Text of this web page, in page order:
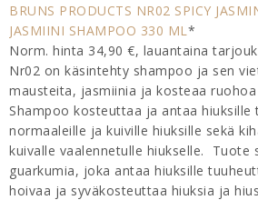
BRUNS PRODUCTS NR02 SPICY
JASMIINI SHAMPOO 330 ML*
Norm. hinta 34,90 €, lauantaina
Nr02 on käsintehty shampoo ja sen
mausteita, jasmiinia ja kosteaa
Shampoo kosteuttaa ja antaa hiuksille
normaaleille ja kuiville hiuksille sekä
kuivalle vaalennetulle hiukselle. Tuote
guarkumia, joka antaa hiuksille
hoivaa ja syväkosteuttaa hiuksia ja